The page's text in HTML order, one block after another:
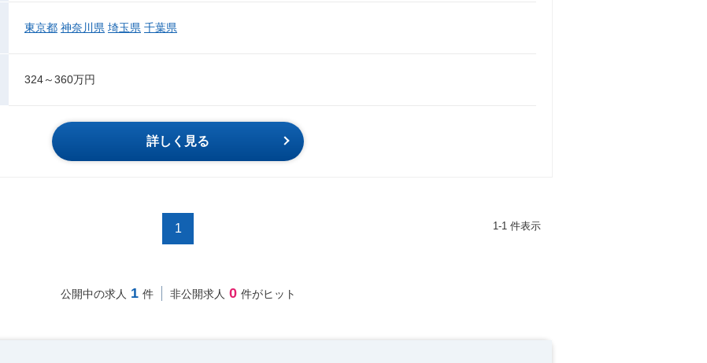
東京都 神奈川県 埼玉県 千葉県
324～360万円
詳しく見る
1 1-1 件表示
公開中の求人 1 件 非公開求人 0 件がヒット